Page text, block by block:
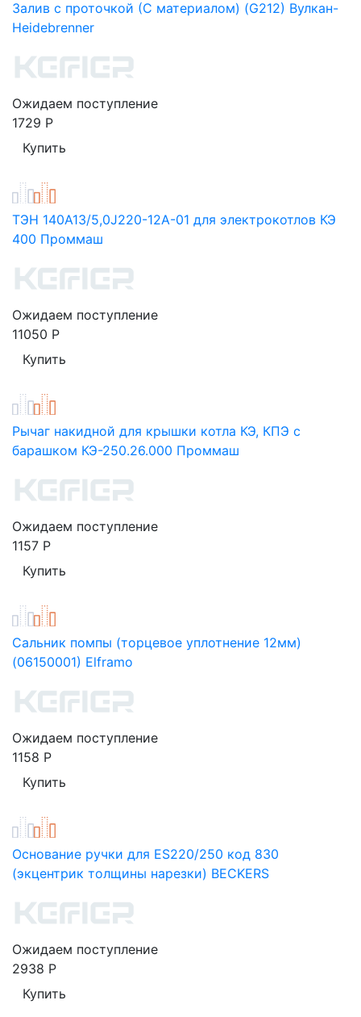
Залив с проточкой (С материалом) (G212) Вулкан-
Heidebrenner
Ожидаем поступление
1729 Р
ТЭН 140А13/5,0J220-12А-01 для электрокотлов КЭ
400 Проммаш
Ожидаем поступление
11050 Р
Рычаг накидной для крышки котла КЭ, КПЭ с
барашком КЭ-250.26.000 Проммаш
Ожидаем поступление
1157 Р
Сальник помпы (торцевое уплотнение 12мм)
(06150001) Elframo
Ожидаем поступление
1158 Р
Основание ручки для ES220/250 код 830
(экцентрик толщины нарезки) BECKERS
Ожидаем поступление
2938 Р